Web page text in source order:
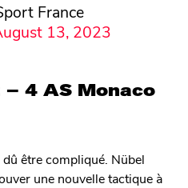
France
13, 2023
4 AS Monaco
être compliqué. Nübel
une nouvelle tactique à